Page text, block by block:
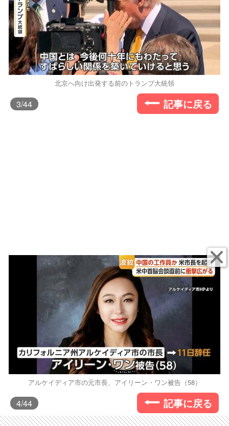
北京へ向け出発する前のトランプ大統領
3/44 記事に戻る
アルケイディア市の元市長、アイリーン・ワン被告（58）
4/44 記事に戻る